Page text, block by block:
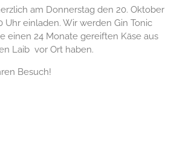
am Donnerstag den 20. Oktober
Uhr einladen. Wir werden Gin Tonic
einen 24 Monate gereiften Käse aus
Laib vor Ort haben.
Besuch!